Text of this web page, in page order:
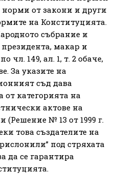
норми от закони и други
на Конституцията.
събрание и
макар и
чл. 149, ал. 1, т. 2 обаче,
За указите на
съд дава
от категорията на
актове на
№ 13 от 1999 г.
това създателите на
под стряхата
да се гарантира